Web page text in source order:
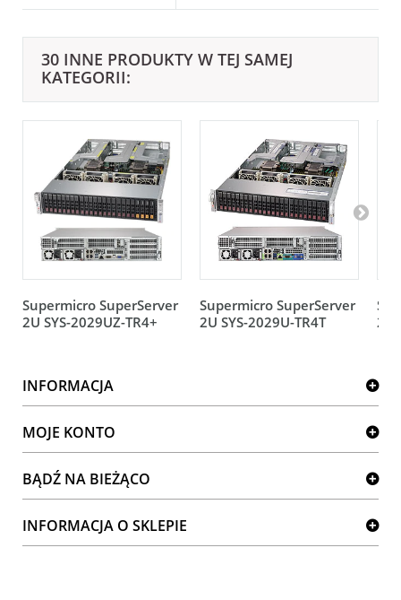
30 INNE PRODUKTY W TEJ SAMEJ
KATEGORII:
Supermicro SuperServer
2U SYS-2029UZ-TR4+
Supermicro SuperServer
2U SYS-2029U-TR4T
2U
INFORMACJA
MOJE KONTO
BĄDŹ NA BIEŻĄCO
INFORMACJA O SKLEPIE